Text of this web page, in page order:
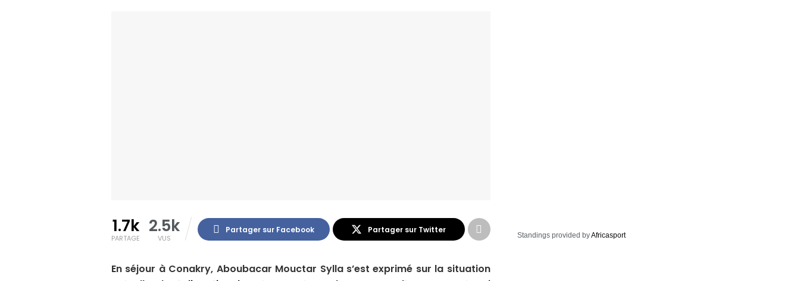
1.7k
PARTAGE
2.5k
VUS
Partager sur Facebook Partager sur Twitter
En séjour à Conakry, Aboubacar Mouctar Sylla s’est exprimé sur la situation
Standings provided byAfricasport